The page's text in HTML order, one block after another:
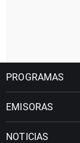
PROGRAMAS
EMISORAS
NOTICIAS